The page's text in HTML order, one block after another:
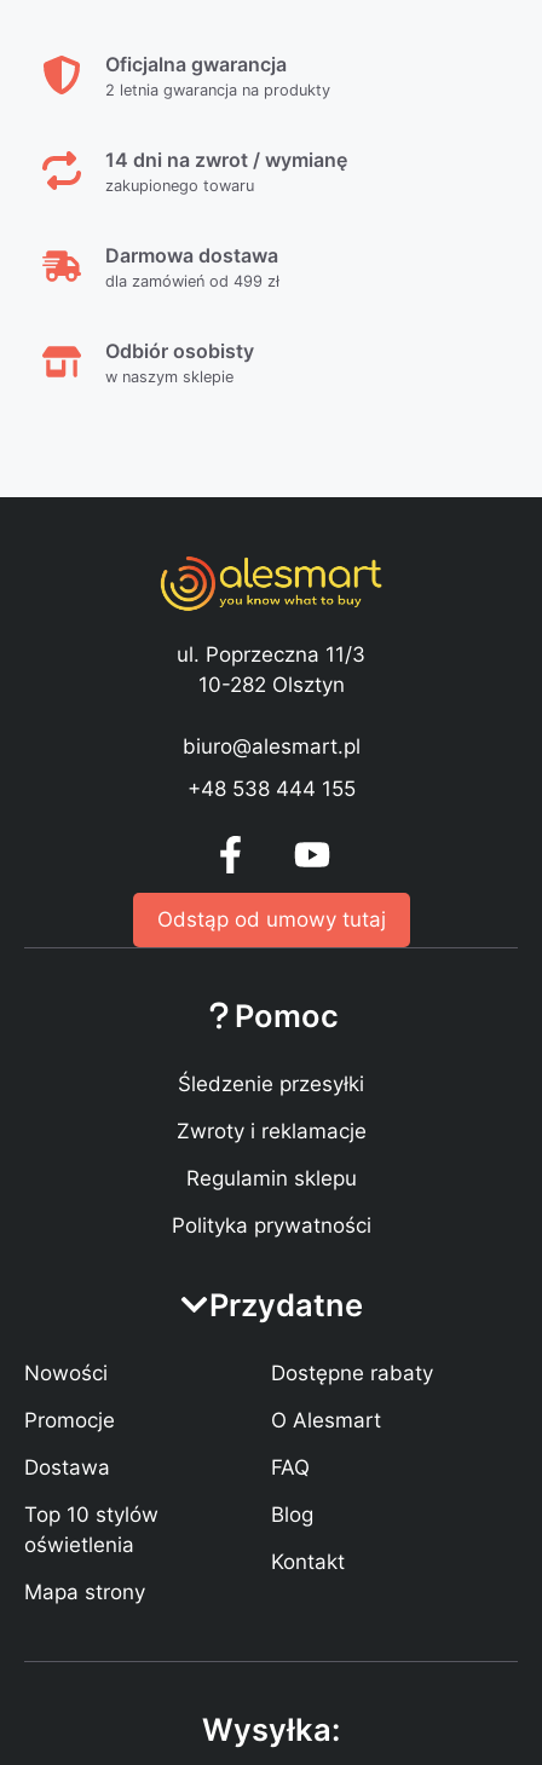
Oficjalna gwarancja
2 letnia gwarancja na produkty
14 dni na zwrot / wymianę
zakupionego towaru
Darmowa dostawa
dla zamówień od 499 zł
Odbiór osobisty
w naszym sklepie
ul. Poprzeczna 11/3
10-282 Olsztyn
biuro@alesmart.pl
+48 538 444 155
Odstąp od umowy tutaj
Pomoc
Śledzenie przesyłki
Zwroty i reklamacje
Regulamin sklepu
Polityka prywatności
Przydatne
Nowości
Promocje
Dostawa
Top 10 stylów
oświetlenia
Mapa strony
Dostępne rabaty
O Alesmart
FAQ
Blog
Kontakt
Wysyłka: